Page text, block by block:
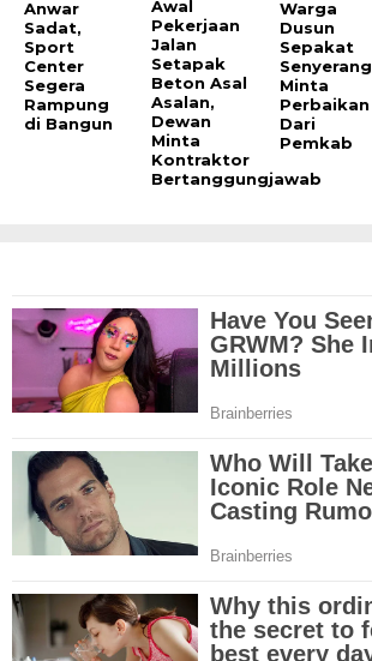
Anwar
Sadat,
Sport
Center
Segera
Rampung
di Bangun
Awal
Pekerjaan
Jalan
Setapak
Beton Asal
Asalan,
Dewan
Minta
Kontraktor
Bertanggungjawab
Warga
Dusun
Sepakat
Senyerang
Minta
Perbaikan
Dari
Pemkab